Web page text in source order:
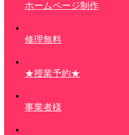
ホームページ制作
修理無料
★授業予約★
事業者様